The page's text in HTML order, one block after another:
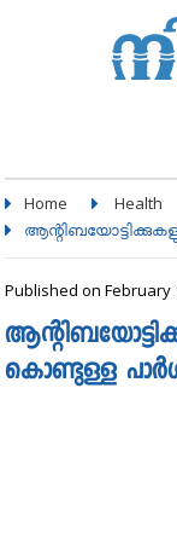
Home Health
Published on February
കൊണ്ടുള്ള